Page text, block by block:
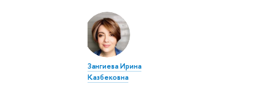
Зангиева Ирина
Казбековна